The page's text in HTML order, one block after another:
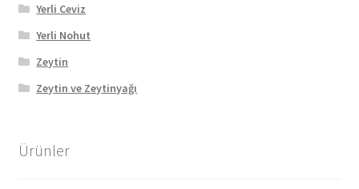
Yerli Ceviz
Yerli Nohut
Zeytin
Zeytin ve Zeytinyağı
Ürünler